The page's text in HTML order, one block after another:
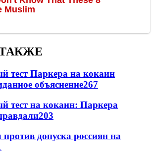
тест Паркера на кокаин
объяснение267
тест на кокаин: Паркера
203
допуска россиян на